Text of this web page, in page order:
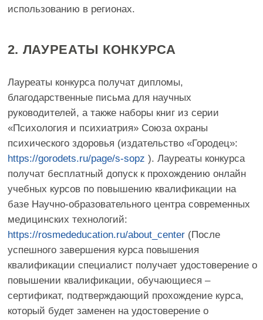
до 8 декабря 2025 г.
до 1 декабря 2025 г.
ПОДПИСАНИЕ ДОГОВОРОВ
ПОЧТОВАЯ ДОСТАВКА
НАБОРА КНИГ ПО
ВОПРОСАМ ОХРАНЫ
ПСИХИЧЕСКОГО ЗДОРОВЬЯ
ПОБЕДИТЕЛЯМ И
ЛАУРЕАТАМ КОНКУРСА:
АДРЕС ДЛЯ ПОДАЧИ ЗАЯВОК НА
КОНКУРС:
PAZYNA@MENTAL-HEALTH-RUSSIA.RU
ДОКУМЕНТЫ